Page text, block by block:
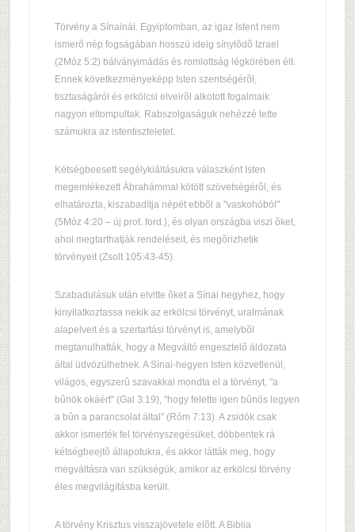
Törvény a Sínainál. Egyiptomban, az igaz Istent nem
ismerõ nép fogságában hosszú ideig sínylõdõ Izrael
(2Móz 5:2) bálványimádás és romlottság légkörében élt.
Ennek következményeképp Isten szentségérõl,
tisztaságáról és erkölcsi elveirõl alkotott fogalmaik
nagyon eltompultak. Rabszolgaságuk nehézzé tette
számukra az istentiszteletet.
Kétségbeesett segélykiáltásukra válaszként Isten
megemlékezett Ábrahámmal kötött szövetségérõl, és
elhatározta, kiszabadítja népét ebbõl a "vaskohóból"
(5Móz 4:20 – új prot. ford.), és olyan országba viszi õket,
ahol megtarthatják rendeléseit, és megõrizhetik
törvényeit (Zsolt 105:43-45).
Szabadulásuk után elvitte õket a Sínai hegyhez, hogy
kinyilatkoztassa nekik az erkölcsi törvényt, uralmának
alapelveit és a szertartási törvényt is, amelybõl
megtanulhatták, hogy a Megváltó engesztelõ áldozata
által üdvözülhetnek. A Sínai-hegyen Isten közvetlenül,
világos, egyszerû szavakkal mondta el a törvényt, "a
bûnök okáért" (Gal 3:19), "hogy felette igen bûnös legyen
a bûn a parancsolat által" (Róm 7:13). A zsidók csak
akkor ismerték fel törvényszegésüket, döbbentek rá
kétségbeejtõ állapotukra, és akkor látták meg, hogy
megváltásra van szükségük, amikor az erkölcsi törvény
éles megvilágításba került.
A törvény Krisztus visszajövetele elõtt. A Biblia